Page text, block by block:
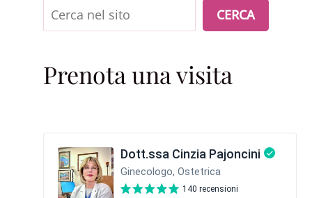
Cerca CERCA
Prenota una visita